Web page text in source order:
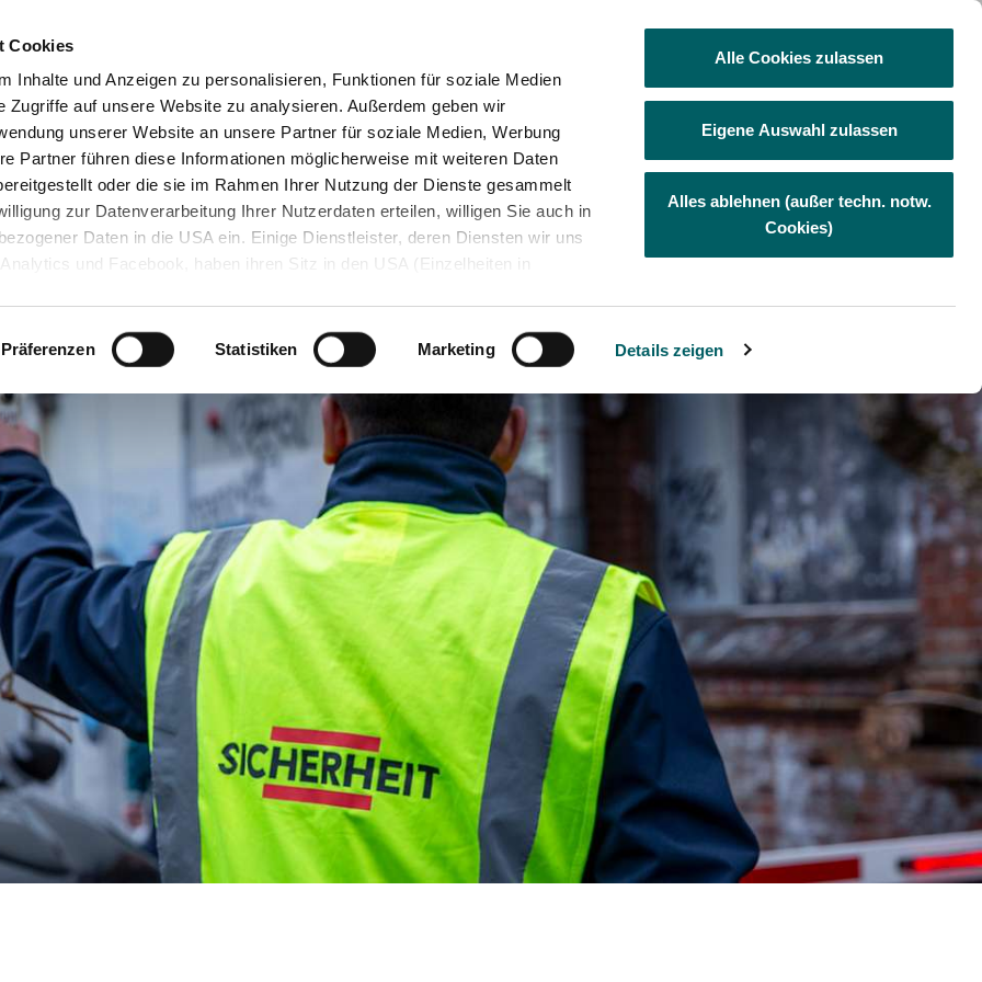
Cookies
Inhalte und Anzeigen zu personalisieren, Funktionen für soziale Medien
Zugriffe auf unsere Website zu analysieren. Außerdem geben wir
unserer Website an unsere Partner für soziale Medien, Werbung
Partner führen diese Informationen möglicherweise mit weiteren Daten
oder die sie im Rahmen Ihrer Nutzung der Dienste gesammelt
zur Datenverarbeitung Ihrer Nutzerdaten erteilen, willigen Sie auch in
Daten in die USA ein. Einige Dienstleister, deren Diensten wir uns
und Facebook, haben ihren Sitz in den USA (Einzelheiten in
s/) gegenwärtig im Einklang mit dem
Widerruf der Einwilligung
jederzeit widerrufen, indem Sie auf das "
CO"-Symbol links unten auf der
klicken.
Cookie-Richtlinie|Impressum
werden durch uns eingesetzt:
Präferenzen Statistiken Marketing Details zeigen
Alle Cookies zulassen
Eigene Auswahl zulassen
Alles ablehnen (außer techn. notw.
Cookies)
Besuchen Sie uns auf Facebook
Visit us at Linkedin
Visit us at Xing
Besuchen
Kurse
Schutz- und
(IHK)
Schutz und Sicherheit
Zusatzqualifikationen
Aufzugsbefreiung
Ausbildung zum
Brandschutzbeauftragten
Betrieblicher Ersthelfer
Betrieblicher Brandschutzhelfer
Interventionskraft VdS
NSL-Fachkraft
Waffensachkunde mit Prüfung
nach § 7 Waffengesetz
Online-Akademie
Fortbildung GSSK-Online
Vorbereitung auf die
Sachkundeprüfung gem. §34a
GewO - online Kurs
Seminare Werkschutzfachkraft
WSK 1 bis 3
Interkulturelle Kompetenz –
Basismodul
Führungskräfteschulung
Kursplan
Kurse Dresden Kurse Hamburg
Online-Akademie Über uns
Nachhaltigkeit / Umweltschutz Qualität & Zertifikate
Kurse buchen